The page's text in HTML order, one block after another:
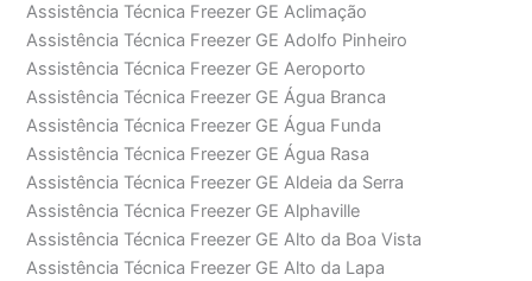
Assistência Técnica Freezer GE Aclimação
Assistência Técnica Freezer GE Adolfo Pinheiro
Assistência Técnica Freezer GE Aeroporto
Assistência Técnica Freezer GE Água Branca
Assistência Técnica Freezer GE Água Funda
Assistência Técnica Freezer GE Água Rasa
Assistência Técnica Freezer GE Aldeia da Serra
Assistência Técnica Freezer GE Alphaville
Assistência Técnica Freezer GE Alto da Boa Vista
Assistência Técnica Freezer GE Alto da Lapa